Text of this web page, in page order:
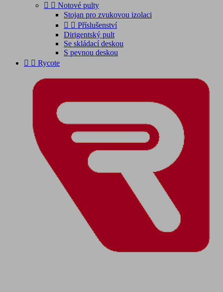
  Notové pulty
Stojan pro zvukovou izolaci
  Příslušenství
Dirigentský pult
Se skládací deskou
S pevnou deskou
  Rycote